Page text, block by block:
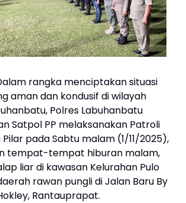
rangka menciptakan situasi
aman dan kondusif di wilayah
Polres Labuhanbatu
Satpol PP melaksanakan Patroli
pada Sabtu malam (1/11/2025),
tempat-tempat hiburan malam,
liar di kawasan Kelurahan Pulo
rawan pungli di Jalan Baru By
Rantauprapat.